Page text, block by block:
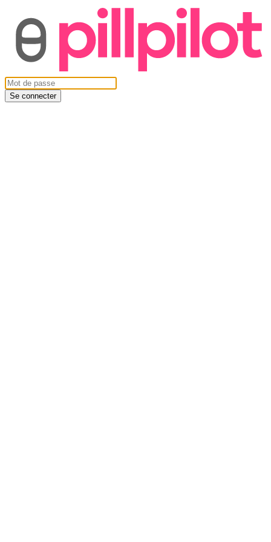
Se connecter